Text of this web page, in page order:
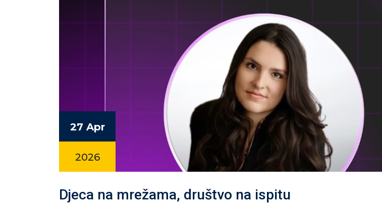
27 Apr
2026
Djeca na mrežama, društvo na ispitu